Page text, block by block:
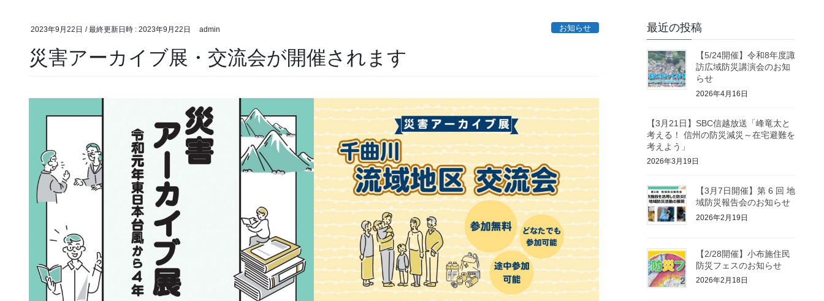
2023年9月22日 / 最終更新日時 : 2023年9月22日 admin お知らせ
災害アーカイブ展・交流会が開催されます
最近の投稿
【5/24開催】令和8年度諏
訪広域防災講演会のお知
らせ
2026年4月16日
【3月21日】SBC信越放送「峰竜太と
考える！ 信州の防災減災～在宅避難を
考えよう」
2026年3月19日
【3月7日開催】第 6 回 地
域防災報告会のお知らせ
2026年2月19日
【2/28開催】小布施住民
防災フェスのお知らせ
2026年2月18日